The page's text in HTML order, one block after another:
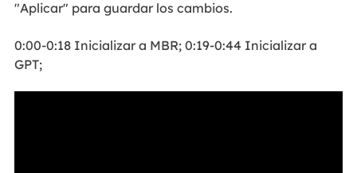
"Aplicar" para guardar los cambios.
0:00-0:18 Inicializar a MBR; 0:19-0:44 Inicializar a
GPT;